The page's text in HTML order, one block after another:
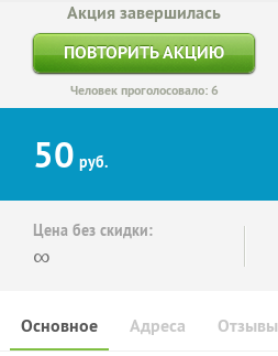
Акция завершилась
ПОВТОРИТЬ АКЦИЮ
Человек проголосовало: 6
50 руб.
Цена без скидки:
∞
Основное Отзывы
Адреса